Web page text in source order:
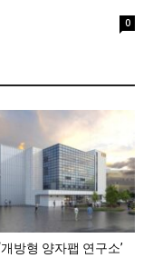
0
방형 양자팹 연구소’